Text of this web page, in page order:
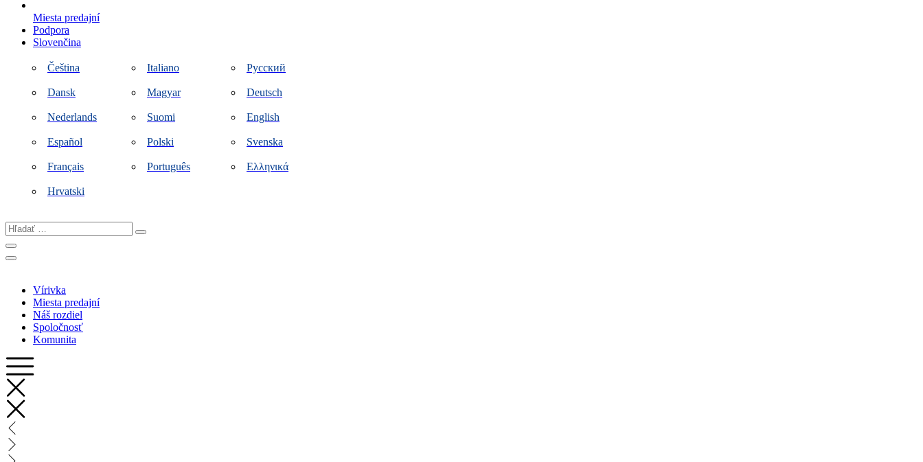
Miesta predajní
Podpora
Slovenčina
Čeština Italiano Русский
Dansk Magyar Deutsch
Nederlands Suomi English
Español Polski Svenska
Français Português Ελληνικά
Hrvatski
Hľadať
…
Vírivka
Miesta predajní
Náš rozdiel
Spoločnosť
Komunita